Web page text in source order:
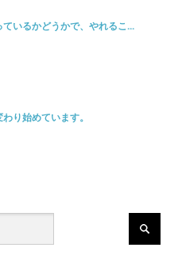
いるかどうかで、やれるこ...
り始めています。